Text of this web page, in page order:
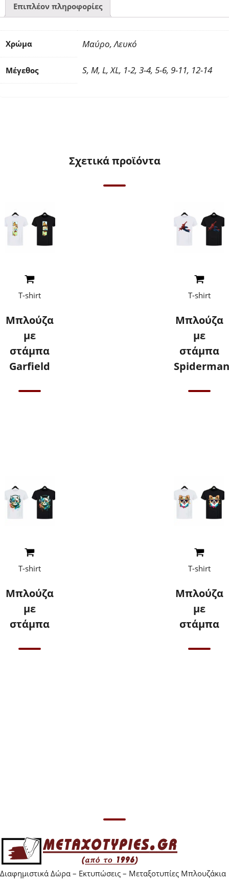
Επιπλέον πληροφορίες
Χρώμα Μαύρο, Λευκό
Μέγεθος S, M, L, XL, 1-2, 3-4, 5-6, 9-11, 12-14
Σχετικά προϊόντα
T-shirt
Μπλούζα
με
στάμπα
Garfield
T-shirt
Μπλούζα
με
στάμπα
T-shirt
Μπλούζα
με
στάμπα
T-shirt
Μπλούζα
με
στάμπα
Διαφημιστικά Δώρα – Εκτυπώσεις – Μεταξοτυπίες Μπλουζάκια